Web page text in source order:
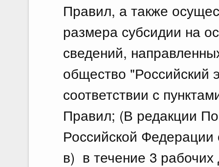
Правил, а также
размера субсидии на
сведений,
общество "Российский
соответствии с
Правил; (В редакции
Российской
в) в течение 3